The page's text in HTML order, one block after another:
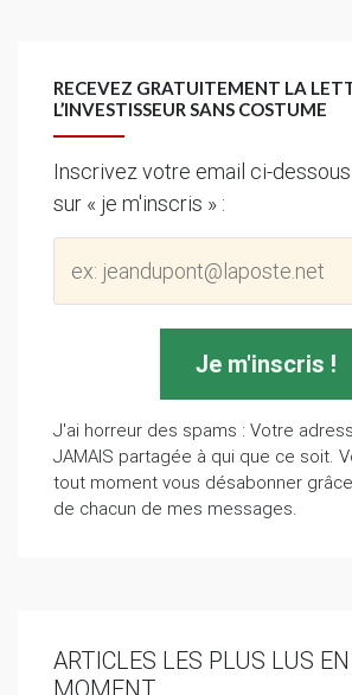
RECEVEZ GRATUITEMENT LA
L’INVESTISSEUR SANS COSTUME
Inscrivez votre email ci-
sur « je m'inscris » :
J'ai horreur des spams : Votre
JAMAIS partagée à qui que ce soit.
tout moment vous désabonner
de chacun de mes messages.
ARTICLES LES PLUS LUS
MOMENT